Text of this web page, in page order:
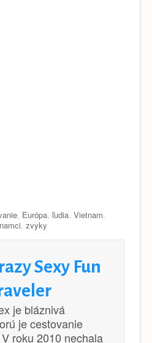
Európa ľudia Vietnam
zvyky
Sexy Fun
je bláznivá
je cestovanie
roku 2010 nechala